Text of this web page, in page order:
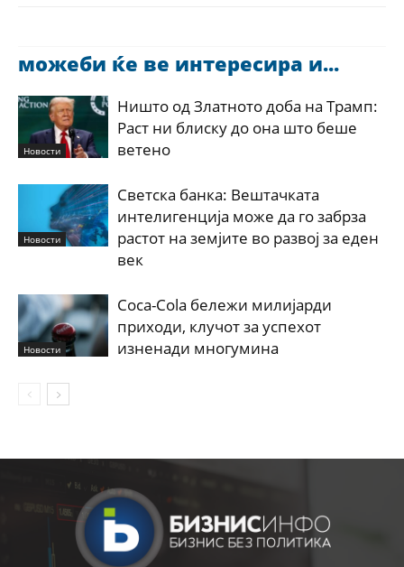
можеби ќе ве интересира и...
Новости
Ништо од Златното доба на Трамп:
Раст ни блиску до она што беше
ветено
Новости
Светска банка: Вештачката
интелигенција може да го забрза
растот на земјите во развој за еден
век
Новости
Coca-Cola бележи милијарди
приходи, клучот за успехот
изненади многумина